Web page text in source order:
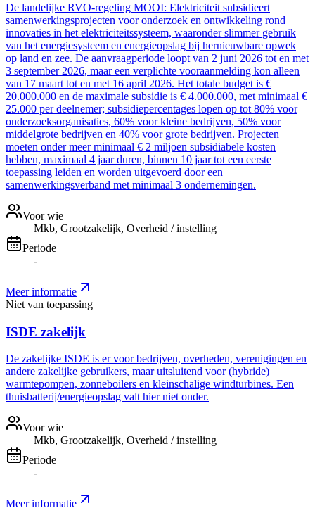
De landelijke RVO-regeling MOOI: Elektriciteit subsidieert
samenwerkingsprojecten voor onderzoek en ontwikkeling rond
innovaties in het elektriciteitssysteem, waaronder slimmer gebruik
van het energiesysteem en energieopslag bij hernieuwbare opwek
op land en zee. De aanvraagperiode loopt van 2 juni 2026 tot en met
3 september 2026, maar een verplichte vooraanmelding kon alleen
van 17 maart tot en met 16 april 2026. Het totale budget is €
20.000.000 en de maximale subsidie is € 4.000.000, met minimaal €
25.000 per deelnemer; subsidiepercentages lopen op tot 80% voor
onderzoeksorganisaties, 60% voor kleine bedrijven, 50% voor
middelgrote bedrijven en 40% voor grote bedrijven. Projecten
moeten onder meer minimaal € 2 miljoen subsidiabele kosten
hebben, maximaal 4 jaar duren, binnen 10 jaar tot een eerste
toepassing leiden en worden uitgevoerd door een
samenwerkingsverband met minimaal 3 ondernemingen.
Voor wie
Mkb, Grootzakelijk, Overheid / instelling
Periode
-
Meer informatie
Niet van toepassing
ISDE zakelijk
De zakelijke ISDE is er voor bedrijven, overheden, verenigingen en
andere zakelijke gebruikers, maar uitsluitend voor (hybride)
warmtepompen, zonneboilers en kleinschalige windturbines. Een
thuisbatterij/energieopslag valt hier niet onder.
Voor wie
Mkb, Grootzakelijk, Overheid / instelling
Periode
-
Meer informatie